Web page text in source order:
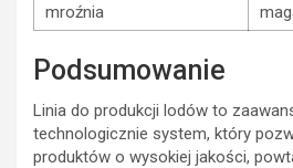
mroźnia
Podsumowanie
Linia do produkcji lodów to
technologicznie system, który
produktów o wysokiej jakości,